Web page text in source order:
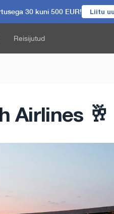
30 kuni 500 EUR! Liitu
Reisijutud
Airlines